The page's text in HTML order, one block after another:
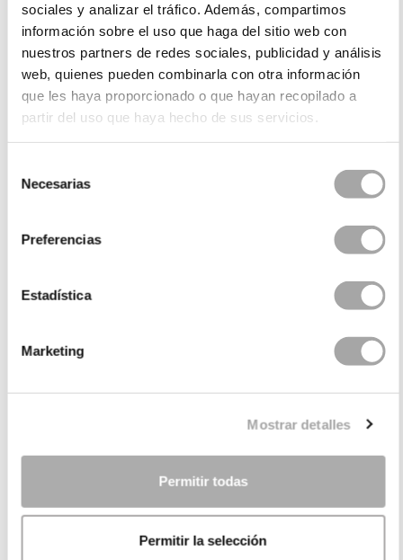
sociales y analizar el tráfico. Además, compartimos
información sobre el uso que haga del sitio web con
nuestros partners de redes sociales, publicidad y análisis
web, quienes pueden combinarla con otra información
que les haya proporcionado o que hayan recopilado a
partir del uso que haya hecho de sus servicios.
Necesarias
Preferencias
Estadística
Marketing
Mostrar detalles
Permitir todas
Permitir la selección
REQUEST AN APPOINTMENT
NEED SOME HELP?
COMPANY